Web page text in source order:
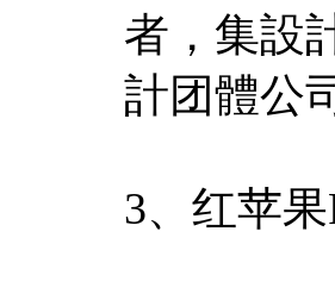
者，集設
計团體公
3、红苹果